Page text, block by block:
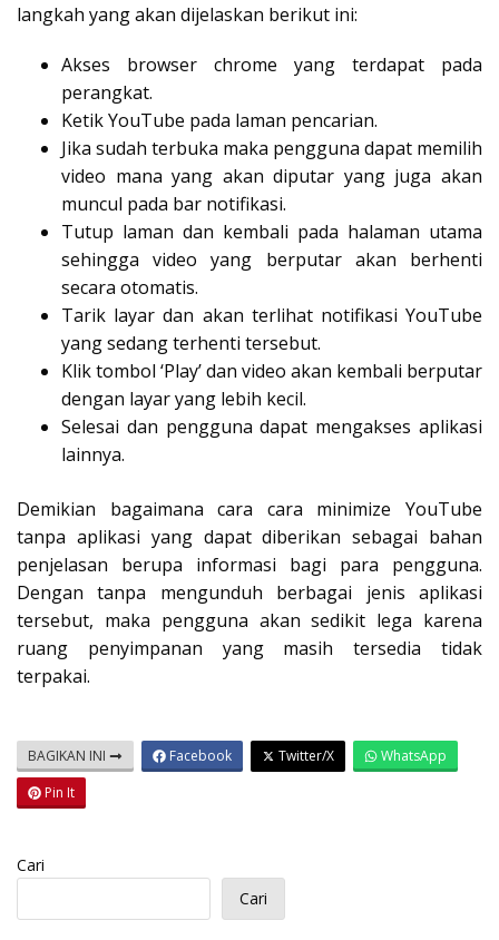
langkah yang akan dijelaskan berikut ini:
Akses browser chrome yang terdapat pada
perangkat.
Ketik YouTube pada laman pencarian.
Jika sudah terbuka maka pengguna dapat memilih
video mana yang akan diputar yang juga akan
muncul pada bar notifikasi.
Tutup laman dan kembali pada halaman utama
sehingga video yang berputar akan berhenti
secara otomatis.
Tarik layar dan akan terlihat notifikasi YouTube
yang sedang terhenti tersebut.
Klik tombol ‘Play’ dan video akan kembali berputar
dengan layar yang lebih kecil.
Selesai dan pengguna dapat mengakses aplikasi
lainnya.
Demikian bagaimana cara cara minimize YouTube
tanpa aplikasi yang dapat diberikan sebagai bahan
penjelasan berupa informasi bagi para pengguna.
Dengan tanpa mengunduh berbagai jenis aplikasi
tersebut, maka pengguna akan sedikit lega karena
ruang penyimpanan yang masih tersedia tidak
terpakai.
BAGIKAN INI Facebook Twitter/X
WhatsApp
Pin It
Cari
Cari